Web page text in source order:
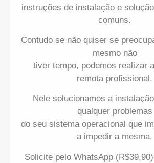
instruções de instalação e
comuns.
Contudo se não quiser se
mesmo não
tiver tempo, podemos realizar
remota profissional.
Nele solucionamos a
qualquer problemas
do seu sistema operacional que
a impedir a mesma.
Solicite pelo WhatsApp